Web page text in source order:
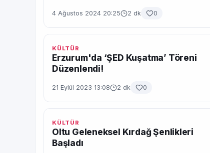
4 Ağustos 2024 20:25 2 dk 0
KÜLTÜR
Erzurum'da ‘ŞED Kuşatma’ Töreni
Düzenlendi!
21 Eylül 2023 13:08 2 dk 0
KÜLTÜR
Oltu Geleneksel Kırdağ Şenlikleri
Başladı